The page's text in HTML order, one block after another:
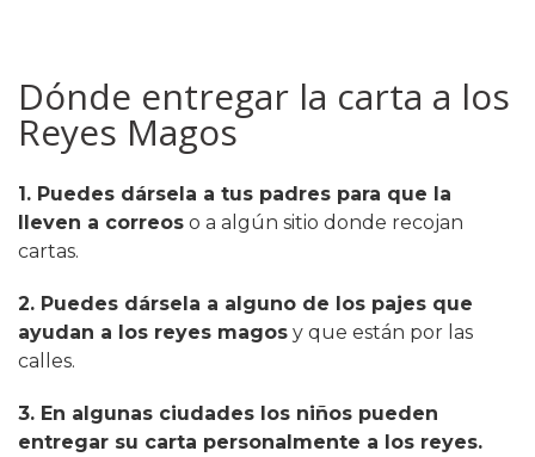
Dónde entregar la carta a los
Reyes Magos
1. Puedes dársela a tus padres para que la
lleven a correos o a algún sitio donde recojan
cartas.
2. Puedes dársela a alguno de los pajes que
ayudan a los reyes magos y que están por las
calles.
3. En algunas ciudades los niños pueden
entregar su carta personalmente a los reyes.